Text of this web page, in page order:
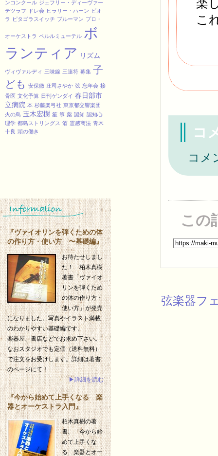
楽
こ
コ
コメ
この
弦楽器フ
ンコンクール ジェフリー・ディーヴァー
テツラフ
ドレ会 ヒラリー・ハーン ビオ
ラ
ピタゴラスイッチ ブルーマン プロ・
オーケストラ ペルルミューテル ボ
ランティア
リズム
ヴィヴァルディ 三味線 三連符 募集 子
ども
安保徹 庄司さやか 弦 忘年会 接
骨医 文化予算 日刊ゲンダイ 春日部市
立病院 本 杉藤楽弓社 東京都交響楽団
火の鳥 玉木宏樹 笙 箏 薬 認知 認知心
理学 都島ストリングス 酒 霊感商法 青木
十良 頭の働き
『ヴァイオリンを弾くための体
の作り方・使い方 〜基礎編』
お待たせしまし
た！ 柏木真樹
著書「ヴァイオ
リンを弾くため
の体の作り方・
使い方」が発売
になりました。写真やイラスト満載
のわかりやすい基礎編です。
楽器屋、書店などでお求め下さい。
なおスタジオでも定価（送料無料）
で注文をお受けします。詳細は著書
のページにて！
▶詳細を読む
『今から始めて上手くなる 楽
器とオーケストラ入門』
柏木真樹の著
書、「今から始
めて上手くな
る 楽器とオー